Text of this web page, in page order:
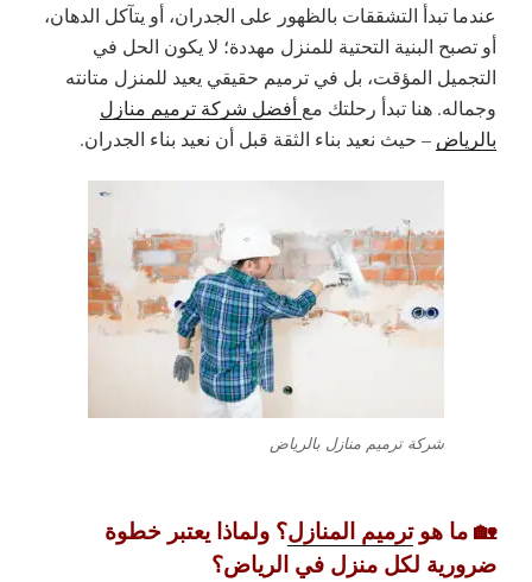
عندما تبدأ التشققات بالظهور على الجدران، أو يتآكل الدهان،
أو تصبح البنية التحتية للمنزل مهددة؛ لا يكون الحل في
التجميل المؤقت، بل في ترميم حقيقي يعيد للمنزل متانته
وجماله. هنا تبدأ رحلتك مع أفضل شركة ترميم منازل
بالرياض – حيث نعيد بناء الثقة قبل أن نعيد بناء الجدران.
شركة ترميم منازل بالرياض
🏡 ما هوترميم المنازل؟ ولماذا يعتبر خطوة
ضرورية لكل منزل في الرياض؟